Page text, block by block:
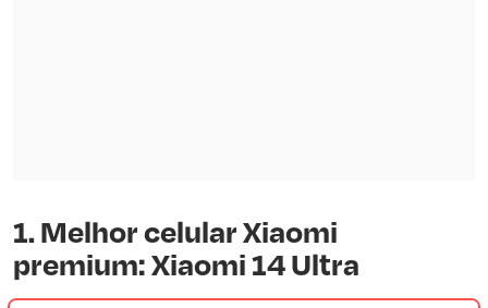
1. Melhor celular Xiaomi
premium: Xiaomi 14 Ultra